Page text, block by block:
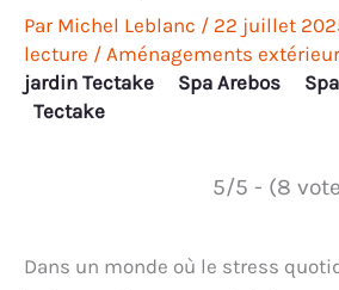
Par Michel Leblanc / 22 juillet
lecture / Aménagements
jardin Tectake
Spa Arebos
Tectake
5/5 - (8
Dans un monde où le stress